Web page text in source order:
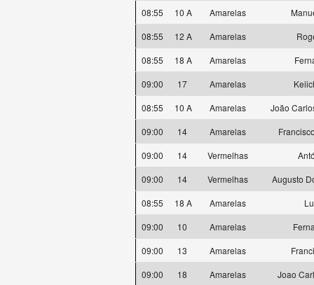
08:55
10 A Amarelas
08:55
12 A Amarelas
08:55
18 A Amarelas
09:00
17 Amarelas
08:55
10 A Amarelas
João
09:00
14 Amarelas
09:00
14 Vermelhas
09:00
14 Vermelhas
Augusto
08:55
18 A Amarelas
09:00
10 Amarelas
09:00
13 Amarelas
09:00
18 Amarelas
Joao